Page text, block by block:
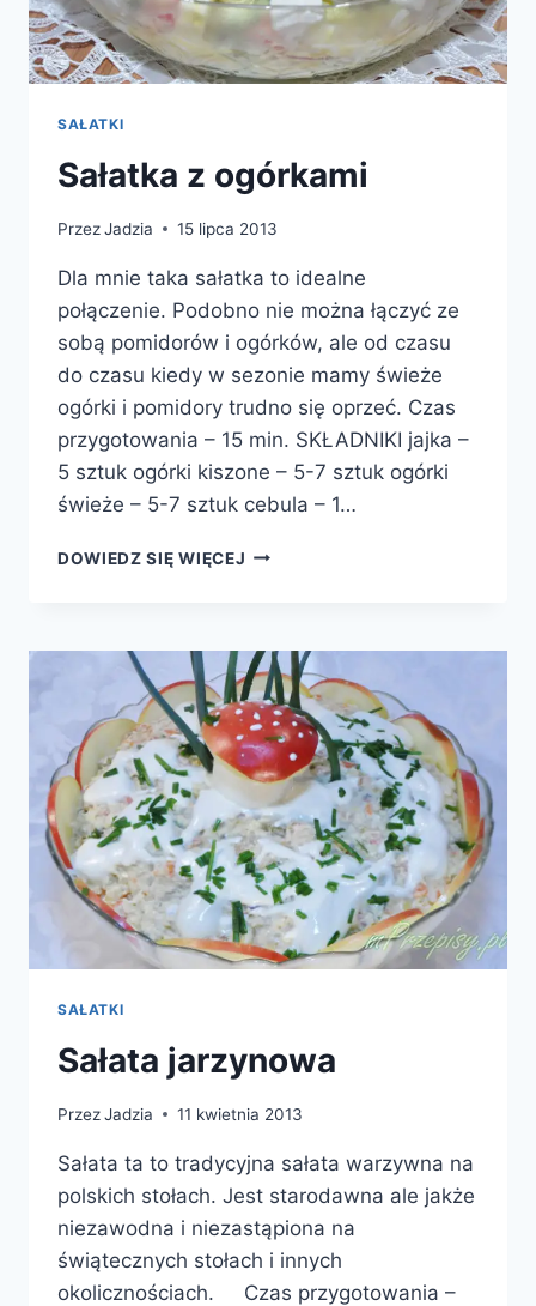
SAŁATKI
Sałatka z ogórkami
PrzezJadzia 15 lipca 2013
Dla mnie taka sałatka to idealne
połączenie. Podobno nie można łączyć ze
sobą pomidorów i ogórków, ale od czasu
do czasu kiedy w sezonie mamy świeże
ogórki i pomidory trudno się oprzeć. Czas
przygotowania – 15 min. SKŁADNIKI jajka –
5 sztuk ogórki kiszone – 5-7 sztuk ogórki
świeże – 5-7 sztuk cebula – 1…
DOWIEDZ SIĘ WIĘCEJ SAŁATKA
SAŁATKI
Sałata jarzynowa
PrzezJadzia 11 kwietnia 2013
Sałata ta to tradycyjna sałata warzywna na
polskich stołach. Jest starodawna ale jakże
niezawodna i niezastąpiona na
świątecznych stołach i innych
okolicznościach. Czas przygotowania –